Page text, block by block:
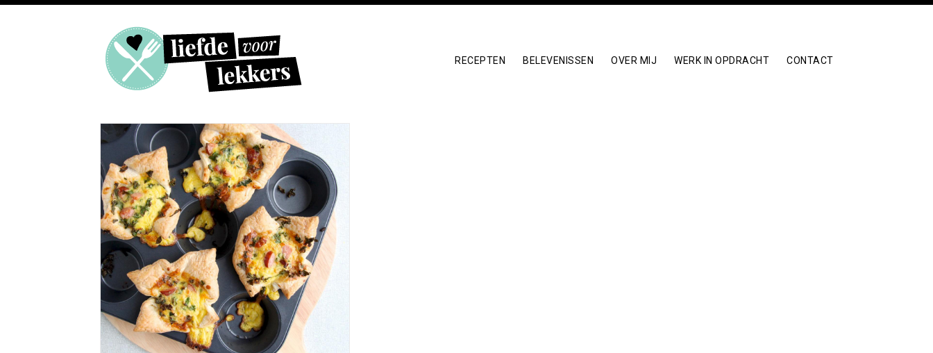
RECEPTEN BELEVENISSEN OVER MIJ WERK IN OPDRACHT CONTACT